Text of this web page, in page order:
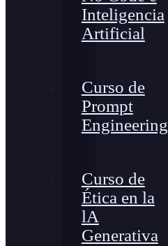
Inteligencia
Artificial
Curso de
Prompt
Engineering
Curso de
Ética en la
lA
Generativa